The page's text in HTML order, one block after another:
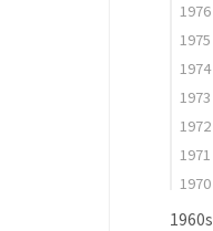
1976
1975
1974
1973
1972
1971
1970
1960s